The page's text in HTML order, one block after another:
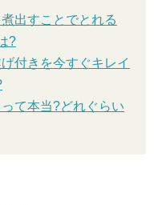
出すことでとれる
?
付きを今すぐキレイ
て本当?どれぐらい